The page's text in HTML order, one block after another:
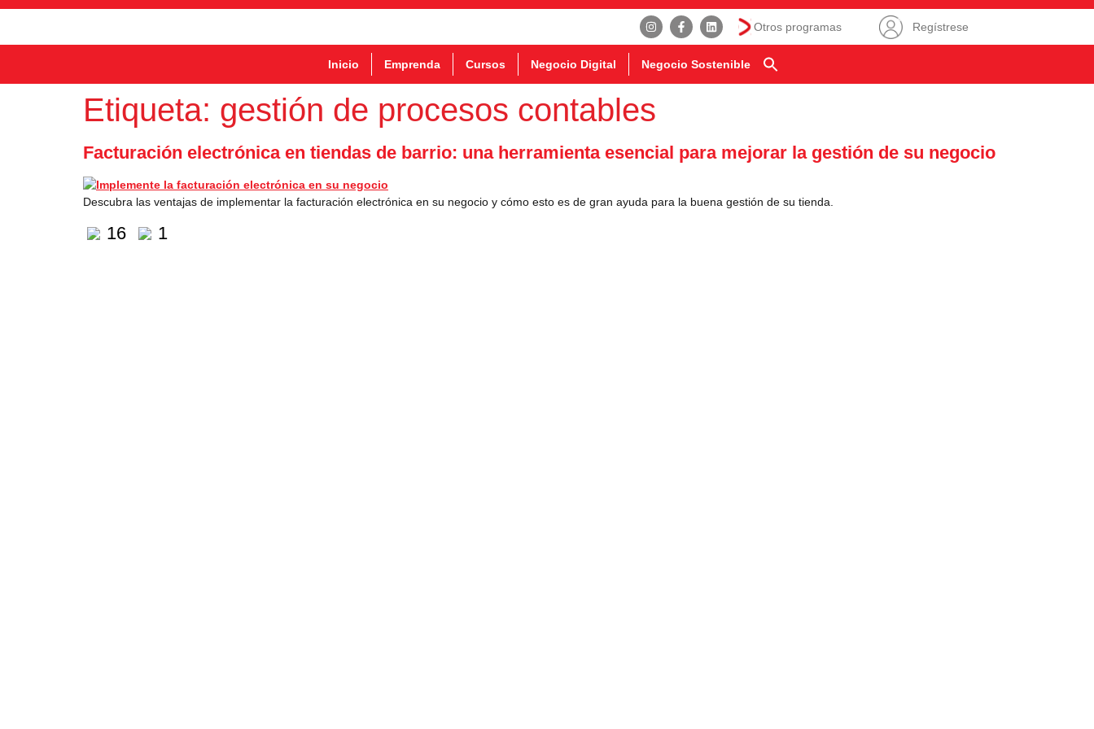
Otros programas Regístrese
Inicio Emprenda Cursos Negocio Digital Negocio Sostenible
Etiqueta: gestión de procesos contables
Facturación electrónica en tiendas de barrio: una herramienta esencial para mejorar la gestión de su negocio
Descubra las ventajas de implementar la facturación electrónica en su negocio y cómo esto es de gran ayuda para la buena gestión de su tienda.
16 1